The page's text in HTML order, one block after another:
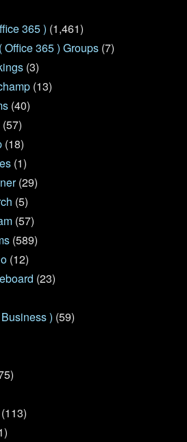
365 ) (1,461)
Office 365 ) Groups (7)
(3)
(13)
(40)
(57)
(18)
(1)
(29)
(5)
(57)
(589)
(12)
(23)
) (59)
(113)